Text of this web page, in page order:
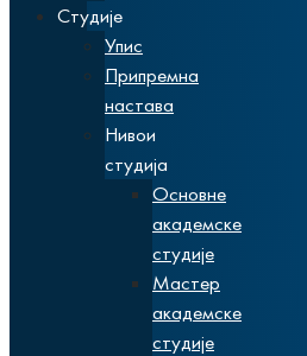
Студије
Упис
Припремна
настава
Нивои
студија
Основне
академске
студије
Мастер
академске
студије